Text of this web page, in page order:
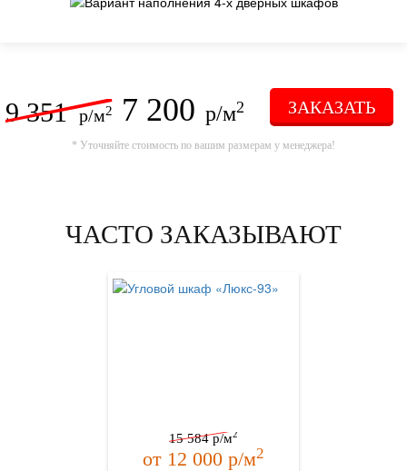
9 351 р/м2 7 200 р/м2 ЗАКАЗАТЬ
* Уточняйте стоимость по вашим размерам у менеджера!
ЧАСТО ЗАКАЗЫВАЮТ
15 584р/м2
от 12 000 р/м2